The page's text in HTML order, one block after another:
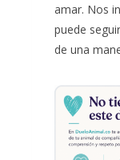
amar. Nos
puede
de una